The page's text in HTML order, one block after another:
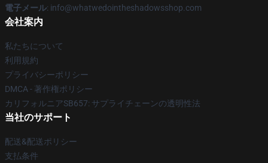
電子メール: info@whatwedointheshadowsshop.com
会社案内
私たちについて
利用規約
プライバシーポリシー
DMCA - 著作権ポリシー
カリフォルニアSB657: サプライチェーンの透明性法
当社のサポート
配送&配送ポリシー
支払条件